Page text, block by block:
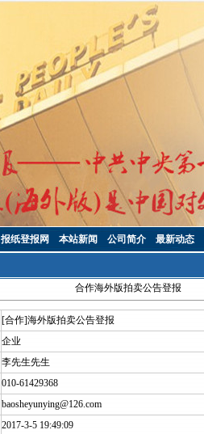
报纸登报网 本站新闻 公司简介 最新动态
合作海外版拍卖公告登报
[合作]海外版拍卖公告登报
企业
李先生先生
010-61429368
baosheyunying@126.com
2017-3-5 19:49:09